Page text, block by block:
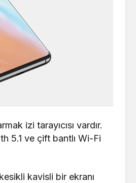
izi tarayıcısı vardır.
5.1 ve çift bantlı Wi-Fi
kavisli bir ekranı